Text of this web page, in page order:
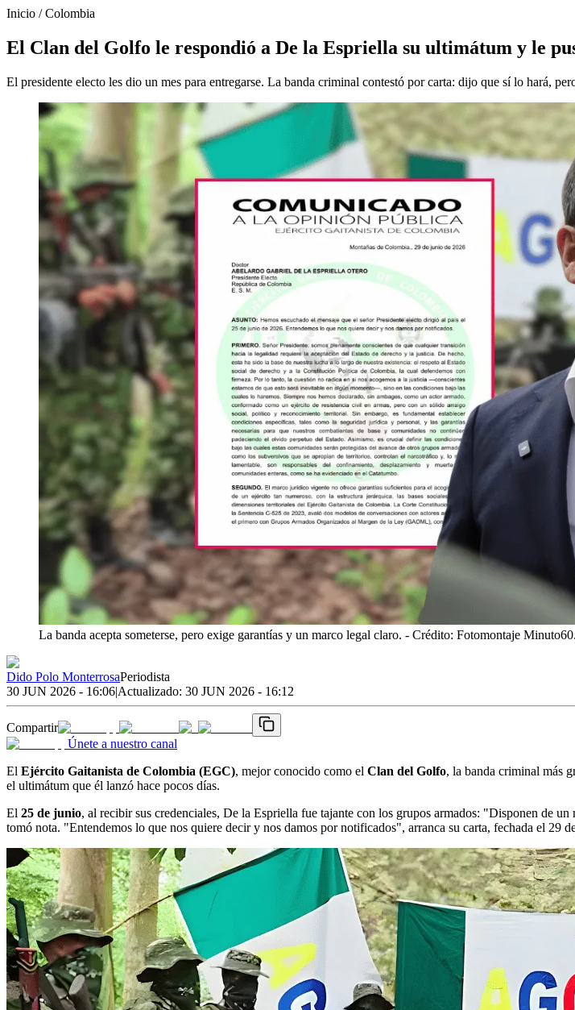
Inicio /Colombia
El Clan del Golfo le respondió a De la Espriella su ultimátum y le
El presidente electo les dio un mes para entregarse. La banda criminal contestó por carta: dijo que sí lo hará,
La banda acepta someterse, pero exige garantías y un marco legal claro. - Crédito: Fotomontaje Minuto60.
Dido Polo MonterrosaPeriodista
30 JUN 2026 - 16:06|Actualizado: 30 JUN 2026 - 16:12
Compartir
Únete a nuestro canal
El Ejército Gaitanista de Colombia (EGC), mejor conocido como el Clan del Golfo, la banda criminal más
el ultimátum que él lanzó hace pocos días.
El 25 de junio, al recibir sus credenciales, De la Espriella fue tajante con los grupos armados: "Disponen de
tomó nota. "Entendemos lo que nos quiere decir y nos damos por notificados", arranca su carta, fechada el 29